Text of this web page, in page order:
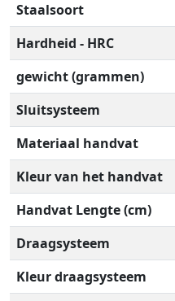
Staalsoort
Hardheid - HRC
gewicht (grammen)
Sluitsysteem
Materiaal handvat
Kleur van het handvat
Handvat Lengte (cm)
Draagsysteem
Kleur draagsysteem